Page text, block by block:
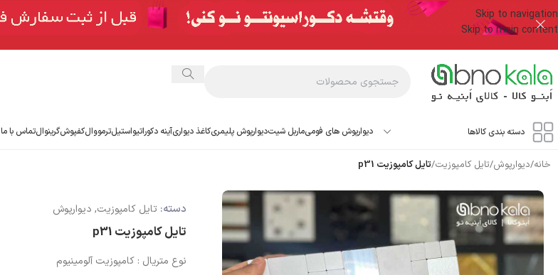
Skip to navigation
Skip to main content
دسته بندی کالاها دیوارپوش های فومیماربل شیتدیوارپوش پلیمریکاغذ دیواریآینه دکوراتیواستیلترمووالکفپوشگرینوالتماس با ما
خانه/دیوارپوش/تایل کامپوزیت/تایل کامپوزیت p31
دسته: تایل کامپوزیت, دیوارپوش
تایل کامپوزیت p31
نوع متریال : کامپوزیت آلومینیوم